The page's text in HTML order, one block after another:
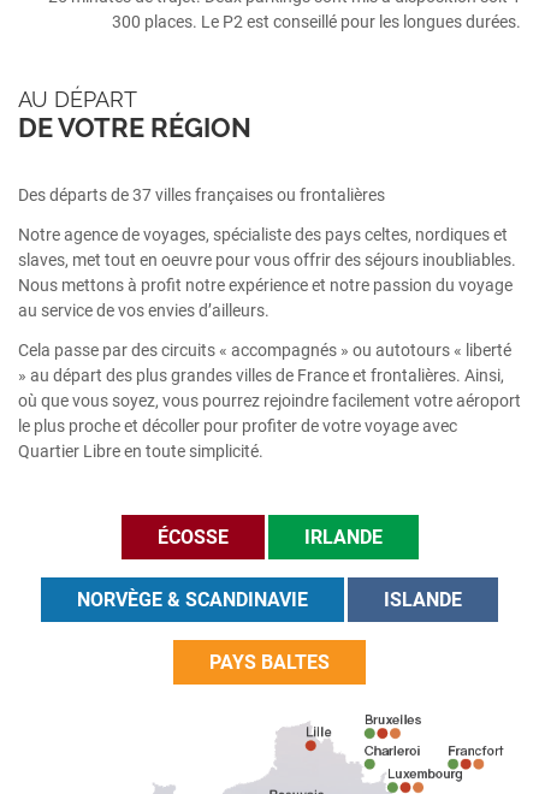
300 places. Le P2 est conseillé pour les longues durées.
ÉCOSSE IRLANDE
NORVÈGE & SCANDINAVIE ISLANDE
PAYS BALTES
AU DÉPART
DE VOTRE RÉGION
Des départs de 37 villes françaises ou frontalières
Notre agence de voyages, spécialiste des pays celtes, nordiques et
slaves, met tout en oeuvre pour vous offrir des séjours inoubliables.
Nous mettons à profit notre expérience et notre passion du voyage
au service de vos envies d’ailleurs.
Cela passe par des circuits « accompagnés » ou autotours « liberté
» au départ des plus grandes villes de France et frontalières. Ainsi,
où que vous soyez, vous pourrez rejoindre facilement votre aéroport
le plus proche et décoller pour profiter de votre voyage avec
Quartier Libre en toute simplicité.